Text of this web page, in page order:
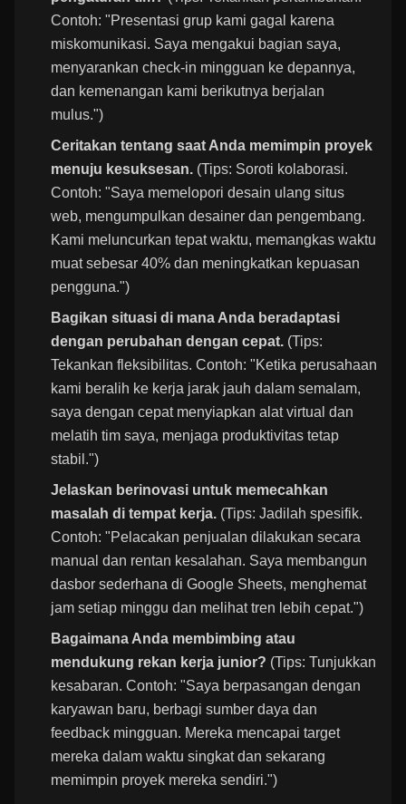
Contoh: "Presentasi grup kami gagal karena
miskomunikasi. Saya mengakui bagian saya,
menyarankan check-in mingguan ke depannya,
dan kemenangan kami berikutnya berjalan
mulus.")
Ceritakan tentang saat Anda memimpin proyek
menuju kesuksesan. (Tips: Soroti kolaborasi.
Contoh: "Saya memelopori desain ulang situs
web, mengumpulkan desainer dan pengembang.
Kami meluncurkan tepat waktu, memangkas waktu
muat sebesar 40% dan meningkatkan kepuasan
pengguna.")
Bagikan situasi di mana Anda beradaptasi
dengan perubahan dengan cepat. (Tips:
Tekankan fleksibilitas. Contoh: "Ketika perusahaan
kami beralih ke kerja jarak jauh dalam semalam,
saya dengan cepat menyiapkan alat virtual dan
melatih tim saya, menjaga produktivitas tetap
stabil.")
Jelaskan berinovasi untuk memecahkan
masalah di tempat kerja. (Tips: Jadilah spesifik.
Contoh: "Pelacakan penjualan dilakukan secara
manual dan rentan kesalahan. Saya membangun
dasbor sederhana di Google Sheets, menghemat
jam setiap minggu dan melihat tren lebih cepat.")
Bagaimana Anda membimbing atau
mendukung rekan kerja junior? (Tips: Tunjukkan
kesabaran. Contoh: "Saya berpasangan dengan
karyawan baru, berbagi sumber daya dan
feedback mingguan. Mereka mencapai target
mereka dalam waktu singkat dan sekarang
memimpin proyek mereka sendiri.")